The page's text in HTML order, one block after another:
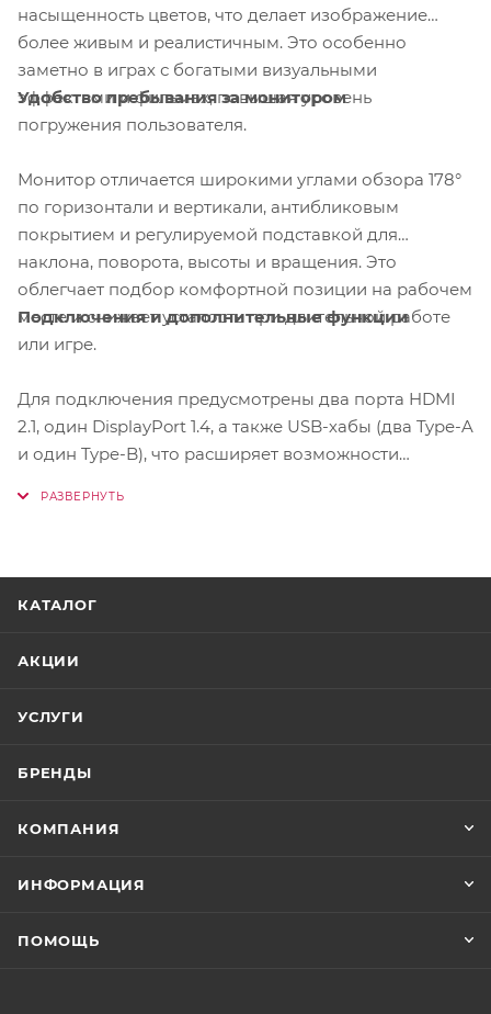
насыщенность цветов, что делает изображение
более живым и реалистичным. Это особенно
заметно в играх с богатыми визуальными
эффектами и фильмах, повышая уровень
погружения пользователя.
Удобство пребывания за монитором
Монитор отличается широкими углами обзора 178°
по горизонтали и вертикали, антибликовым
покрытием и регулируемой подставкой для
наклона, поворота, высоты и вращения. Это
облегчает подбор комфортной позиции на рабочем
месте и снижает усталость при длительной работе
или игре.
Подключения и дополнительные функции
Для подключения предусмотрены два порта HDMI
2.1, один DisplayPort 1.4, а также USB-хабы (два Type-A
и один Type-B), что расширяет возможности
КАТАЛОГ
АКЦИИ
УСЛУГИ
БРЕНДЫ
КОМПАНИЯ
ИНФОРМАЦИЯ
ПОМОЩЬ